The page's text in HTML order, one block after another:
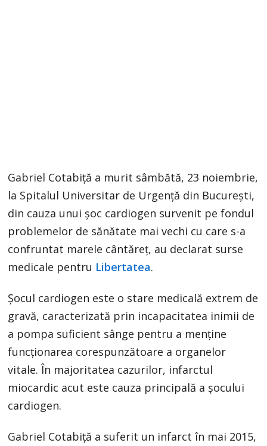
Gabriel Cotabiţă a murit sâmbătă, 23 noiembrie,
la Spitalul Universitar de Urgență din București,
din cauza unui șoc cardiogen survenit pe fondul
problemelor de sănătate mai vechi cu care s-a
confruntat marele cântăreț, au declarat surse
medicale pentru Libertatea.
Șocul cardiogen este o stare medicală extrem de
gravă, caracterizată prin incapacitatea inimii de
a pompa suficient sânge pentru a menține
funcționarea corespunzătoare a organelor
vitale. În majoritatea cazurilor, infarctul
miocardic acut este cauza principală a șocului
cardiogen.
Gabriel Cotabiță a suferit un infarct în mai 2015,